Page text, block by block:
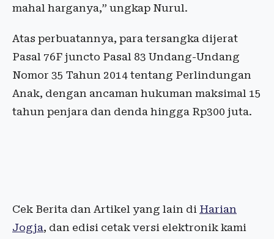
mahal harganya,” ungkap Nurul.
Atas perbuatannya, para tersangka dijerat
Pasal 76F juncto Pasal 83 Undang-Undang
Nomor 35 Tahun 2014 tentang Perlindungan
Anak, dengan ancaman hukuman maksimal 15
tahun penjara dan denda hingga Rp300 juta.
Cek Berita dan Artikel yang lain di Harian
Jogja, dan edisi cetak versi elektronik kami